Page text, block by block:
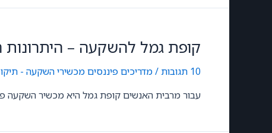
קופת גמל להשקעה –
10 תגובות /מדריכים פיננסיםמכשירי השקעה - תיקון 190 וקופת גמל
עבור מרבית האנשים קופת גמל היא מכשיר השקעה